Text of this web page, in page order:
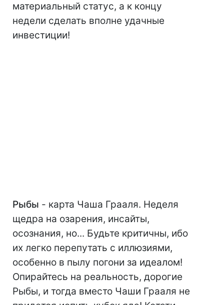
материальный статус, а к концу
недели сделать вполне удачные
инвестиции!
Рыбы - карта Чаша Грааля. Неделя
щедра на озарения, инсайты,
осознания, но... Будьте критичны, ибо
их легко перепутать с иллюзиями,
особенно в пылу погони за идеалом!
Опирайтесь на реальность, дорогие
Рыбы, и тогда вместо Чаши Грааля не